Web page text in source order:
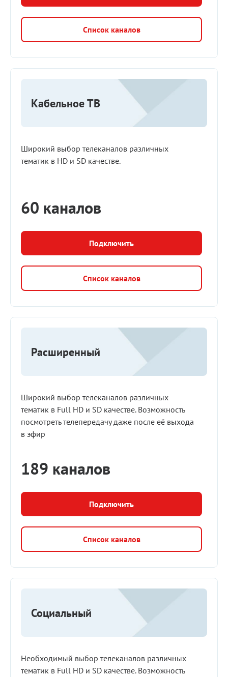
Список каналов
Кабельное ТВ
Широкий выбор телеканалов различных
тематик в HD и SD качестве.
60 каналов
Подключить
Список каналов
Расширенный
Широкий выбор телеканалов различных
тематик в Full HD и SD качестве. Возможность
посмотреть телепередачу даже после её выхода
в эфир
189 каналов
Подключить
Список каналов
Социальный
Необходимый выбор телеканалов различных
тематик в Full HD и SD качестве. Возможность